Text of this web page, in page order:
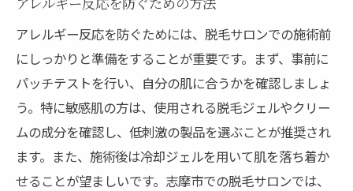
アレルギー反応を防ぐためには、脱毛サロンでの施術前
にしっかりと準備をすることが重要です。まず、事前に
パッチテストを行い、自分の肌に合うかを確認しましょ
う。特に敏感肌の方は、使用される脱毛ジェルやクリー
ムの成分を確認し、低刺激の製品を選ぶことが推奨され
ます。また、施術後は冷却ジェルを用いて肌を落ち着か
せることが望ましいです。志摩市での脱毛サロンでは、